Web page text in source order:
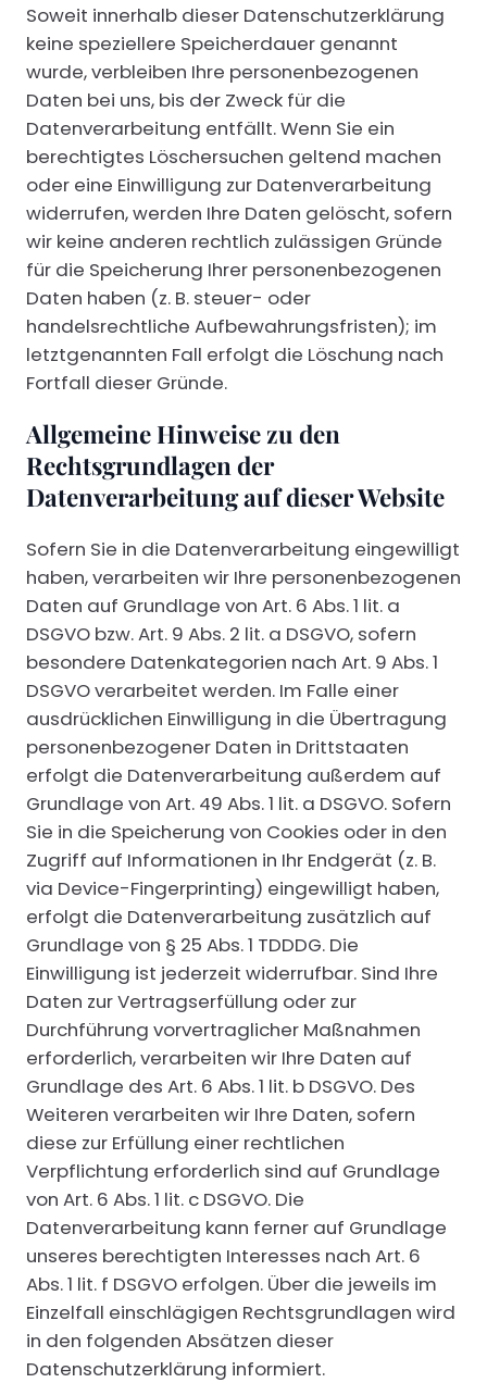
Soweit innerhalb dieser Datenschutzerklärung
keine speziellere Speicherdauer genannt
wurde, verbleiben Ihre personenbezogenen
Daten bei uns, bis der Zweck für die
Datenverarbeitung entfällt. Wenn Sie ein
berechtigtes Löschersuchen geltend machen
oder eine Einwilligung zur Datenverarbeitung
widerrufen, werden Ihre Daten gelöscht, sofern
wir keine anderen rechtlich zulässigen Gründe
für die Speicherung Ihrer personenbezogenen
Daten haben (z. B. steuer- oder
handelsrechtliche Aufbewahrungsfristen); im
letztgenannten Fall erfolgt die Löschung nach
Fortfall dieser Gründe.
Allgemeine Hinweise zu den
Rechtsgrundlagen der
Datenverarbeitung auf dieser Website
Sofern Sie in die Datenverarbeitung eingewilligt
haben, verarbeiten wir Ihre personenbezogenen
Daten auf Grundlage von Art. 6 Abs. 1 lit. a
DSGVO bzw. Art. 9 Abs. 2 lit. a DSGVO, sofern
besondere Datenkategorien nach Art. 9 Abs. 1
DSGVO verarbeitet werden. Im Falle einer
ausdrücklichen Einwilligung in die Übertragung
personenbezogener Daten in Drittstaaten
erfolgt die Datenverarbeitung außerdem auf
Grundlage von Art. 49 Abs. 1 lit. a DSGVO. Sofern
Sie in die Speicherung von Cookies oder in den
Zugriff auf Informationen in Ihr Endgerät (z. B.
via Device-Fingerprinting) eingewilligt haben,
erfolgt die Datenverarbeitung zusätzlich auf
Grundlage von § 25 Abs. 1 TDDDG. Die
Einwilligung ist jederzeit widerrufbar. Sind Ihre
Daten zur Vertragserfüllung oder zur
Durchführung vorvertraglicher Maßnahmen
erforderlich, verarbeiten wir Ihre Daten auf
Grundlage des Art. 6 Abs. 1 lit. b DSGVO. Des
Weiteren verarbeiten wir Ihre Daten, sofern
diese zur Erfüllung einer rechtlichen
Verpflichtung erforderlich sind auf Grundlage
von Art. 6 Abs. 1 lit. c DSGVO. Die
Datenverarbeitung kann ferner auf Grundlage
unseres berechtigten Interesses nach Art. 6
Abs. 1 lit. f DSGVO erfolgen. Über die jeweils im
Einzelfall einschlägigen Rechtsgrundlagen wird
in den folgenden Absätzen dieser
Datenschutzerklärung informiert.